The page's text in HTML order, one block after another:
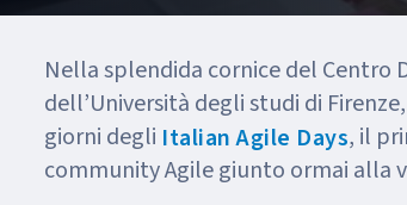
Nella splendida cornice del Centro
dell’Università degli studi di
giorni degli Italian Agile Days, il
community Agile giunto ormai alla